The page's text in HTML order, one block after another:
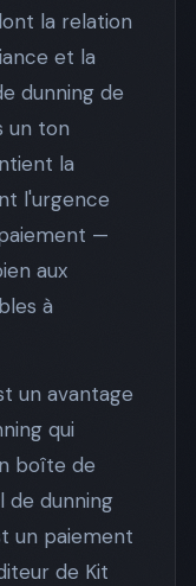
la relation
et la
dunning de
un ton
la
l'urgence
—
aux
à
un avantage
qui
boîte de
de dunning
un paiement
de Kit